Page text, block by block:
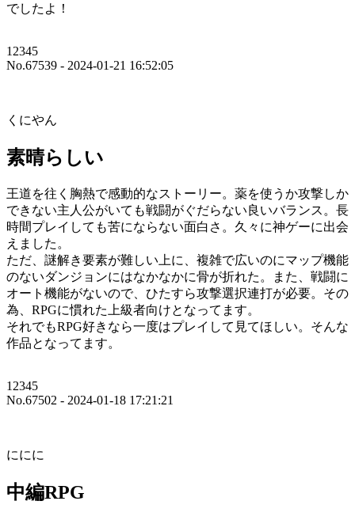
でしたよ！
12345
No.67539 - 2024-01-21 16:52:05
くにやん
素晴らしい
王道を往く胸熱で感動的なストーリー。薬を使うか攻撃しか
できない主人公がいても戦闘がぐだらない良いバランス。長
時間プレイしても苦にならない面白さ。久々に神ゲーに出会
えました。
ただ、謎解き要素が難しい上に、複雑で広いのにマップ機能
のないダンジョンにはなかなかに骨が折れた。また、戦闘に
オート機能がないので、ひたすら攻撃選択連打が必要。その
為、RPGに慣れた上級者向けとなってます。
それでもRPG好きなら一度はプレイして見てほしい。そんな
作品となってます。
12345
No.67502 - 2024-01-18 17:21:21
ににに
中編RPG